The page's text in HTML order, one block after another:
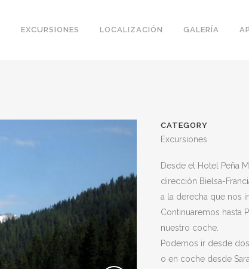
EXCURSIONES LOCALIZACIÓN GALERÍA
CATEGORY
Excursiones
Desde el Hotel Peña
dirección Bielsa-
a la derecha que nos
Continuaremos hasta
nuestro coche.
Podemos ir desde
o en coche desde